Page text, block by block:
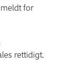
for
rettidigt.